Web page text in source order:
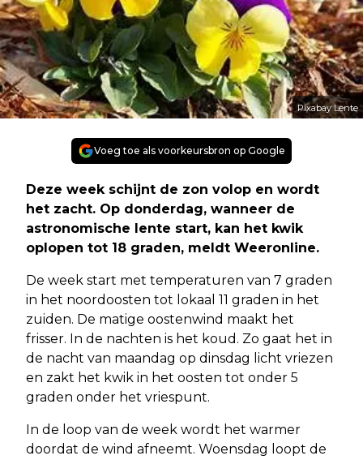
Pixabay Lente
Voeg toe als voorkeursbron op Google
Deze week schijnt de zon volop en wordt
het zacht. Op donderdag, wanneer de
astronomische lente start, kan het kwik
oplopen tot 18 graden, meldt Weeronline.
De week start met temperaturen van 7 graden
in het noordoosten tot lokaal 11 graden in het
zuiden. De matige oostenwind maakt het
frisser. In de nachten is het koud. Zo gaat het in
de nacht van maandag op dinsdag licht vriezen
en zakt het kwik in het oosten tot onder 5
graden onder het vriespunt.
In de loop van de week wordt het warmer
doordat de wind afneemt. Woensdag loopt de